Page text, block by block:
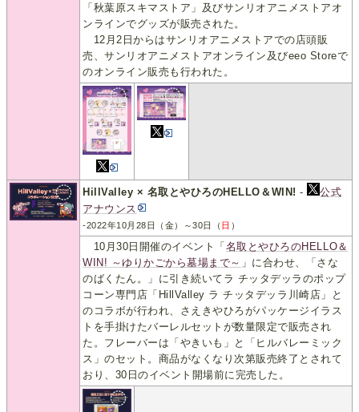
「秋葉原スキマストア」及びサンリオアニメストアオ
ンラインでグッズが販売された。
12月2日からはサンリオアニメストアでの店頭販
売、サンリオアニメストアオンライン及びeeo Storeで
のオンライン販売も行われた。
HillValley × 名取とやひろのHELLO＆WIN! -
公式
アナウンス
-2022年10月28日（金）～30日（ 日 ）
10月30日開催のイベント「 名取とやひろのHELLO＆
WIN! ～ゆりかごから墓場まで～ 」に合わせ、「さな
のばくたん。」に引き続いてラ チッタデッラのポップ
コーン専門店「HillValley ラ チッタデッラ川崎店」と
のコラボが行われ、さえきやひろがパッケージイラス
トを手掛けたバーレルセットが数量限定で販売され
た。フレーバーは「やきいも」と「ヒルバレーミック
ス」のセット。商品がなくなり次第販売終了とされて
おり、30日のイベント開場前に完売した。